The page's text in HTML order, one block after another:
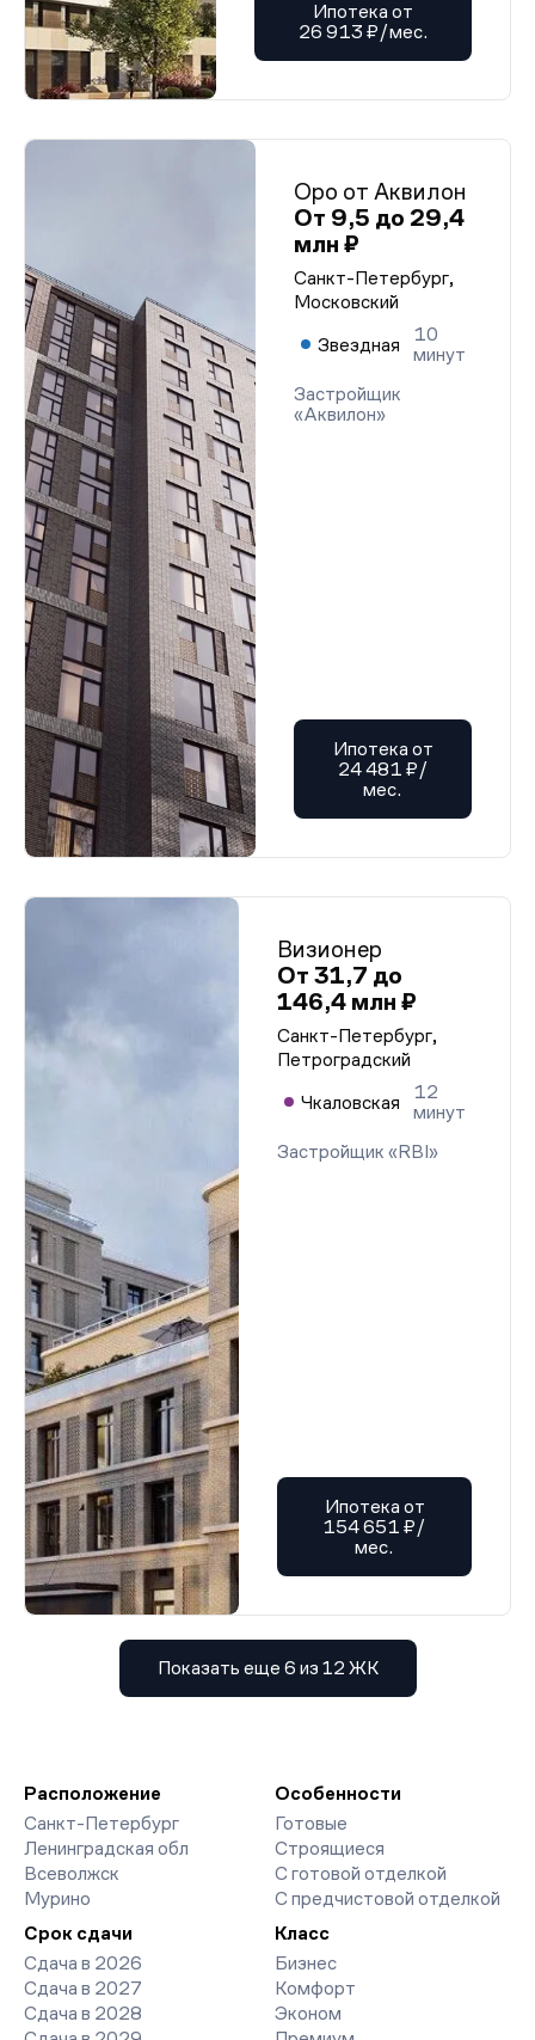
Ипотека от
26 913 ₽/мес.
Оро от Аквилон
От 9,5 до 29,4
млн ₽
Санкт-Петербург,
Московский
Звездная
10
минут
Застройщик
«Аквилон»
Ипотека от
24 481 ₽/
мес.
Визионер
От 31,7 до
146,4 млн ₽
Санкт-Петербург,
Петроградский
Чкаловская
12
минут
Застройщик «RBI»
Ипотека от
154 651 ₽/
мес.
Показать еще 6 из 12 ЖК
Расположение
Санкт-Петербург
Ленинградская обл
Всеволжск
Мурино
Особенности
Готовые
Строящиеся
С готовой отделкой
С предчистовой отделкой
Срок сдачи
Сдача в 2026
Сдача в 2027
Сдача в 2028
Класс
Бизнес
Комфорт
Эконом